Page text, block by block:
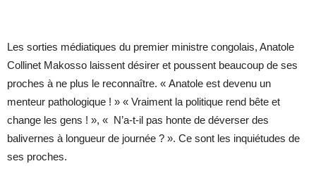
Les sorties médiatiques du premier ministre congolais, Anatole
Collinet Makosso laissent désirer et poussent beaucoup de ses
proches à ne plus le reconnaître. « Anatole est devenu un
menteur pathologique ! » « Vraiment la politique rend bête et
change les gens ! », « N’a-t-il pas honte de déverser des
balivernes à longueur de journée ? ». Ce sont les inquiétudes de
ses proches.